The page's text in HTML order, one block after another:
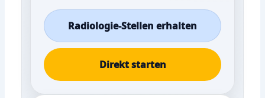
Radiologie-Stellen erhalten
Direkt starten